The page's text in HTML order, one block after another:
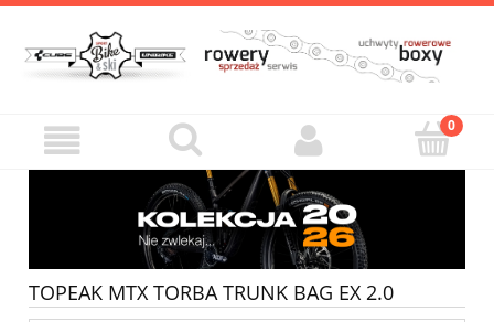
TOPEAK MTX TORBA TRUNK BAG EX 2.0